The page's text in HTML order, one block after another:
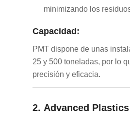
minimizando los
Capacidad:
PMT dispone de unas
25 y 500 toneladas, por lo
precisión y eficacia.
2. Advanced